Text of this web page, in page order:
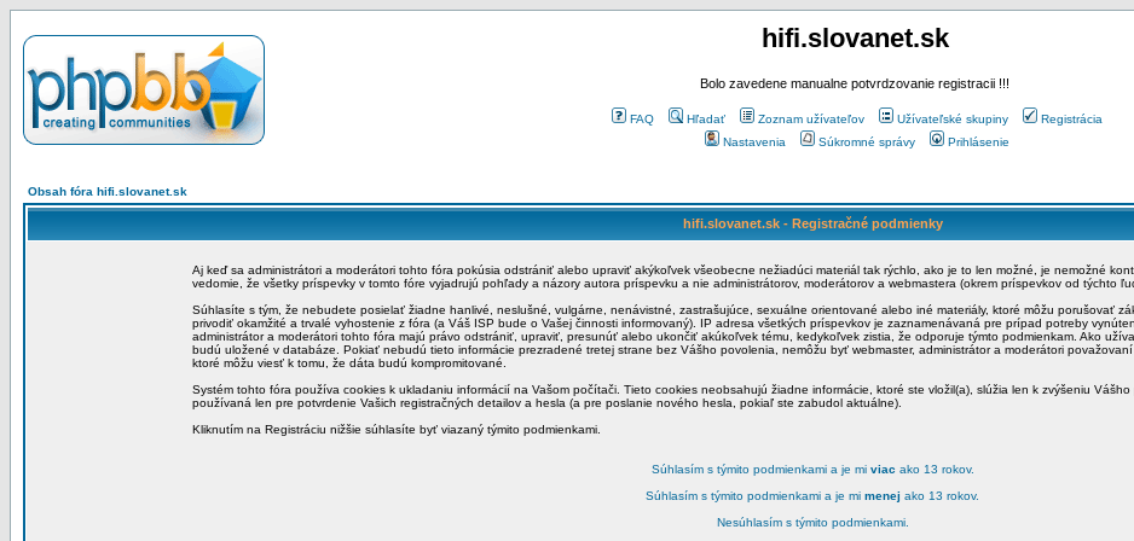
hifi.slovanet.sk
Bolo zavedene manualne potvrdzovanie registracii !!!
FAQ Hľadať Zoznam užívateľov Užívateľské skupiny
Registrácia
Nastavenia
Súkromné správy Prihlásenie
Obsah fóra hifi.slovanet.sk
hifi.slovanet.sk - Registračné podmienky
Aj keď sa administrátori a moderátori tohto fóra pokúsia odstrániť alebo upraviť akýkoľvek všeobecne nežiadúci materiál tak rýchlo, ako je to len možné, je nemožné
vedomie, že všetky príspevky v tomto fóre vyjadrujú pohľady a názory autora príspevku a nie administrátorov, moderátorov a webmastera (okrem príspevkov od týchto
Súhlasíte s tým, že nebudete posielať žiadne hanlivé, neslušné, vulgárne, nenávistné, zastrašujúce, sexuálne orientované alebo iné materiály, ktoré môžu porušovať
privodiť okamžité a trvalé vyhostenie z fóra (a Váš ISP bude o Vašej činnosti informovaný). IP adresa všetkých príspevkov je zaznamenávaná pre prípad potreby
administrátor a moderátori tohto fóra majú právo odstrániť, upraviť, presunúť alebo ukončiť akúkoľvek tému, kedykoľvek zistia, že odporuje týmto podmienkam. Ako
budú uložené v databáze. Pokiať nebudú tieto informácie prezradené tretej strane bez Vášho povolenia, nemôžu byť webmaster, administrátor a moderátori
ktoré môžu viesť k tomu, že dáta budú kompromitované.
Systém tohto fóra používa cookies k ukladaniu informácií na Vašom počítači. Tieto cookies neobsahujú žiadne informácie, ktoré ste vložil(a), slúžia len k zvýšeniu
používaná len pre potvrdenie Vašich registračných detailov a hesla (a pre poslanie nového hesla, pokiaľ ste zabudol aktuálne).
Kliknutím na Registráciu nižšie súhlasíte byť viazaný týmito podmienkami.
Súhlasím s týmito podmienkami a je mi viac ako 13 rokov.
Súhlasím s týmito podmienkami a je mi menej ako 13 rokov.
Nesúhlasím s týmito podmienkami.